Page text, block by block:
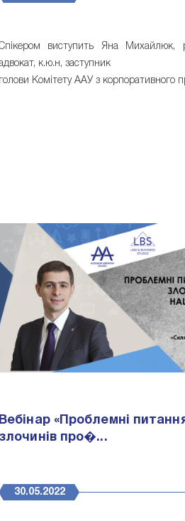
виступить Яна Михайлюк,
к.ю.н, заступник
голови Комітету ААУ з корпоративного
Вебінар «Проблемні питання
злочинів про�...
30.05.2022